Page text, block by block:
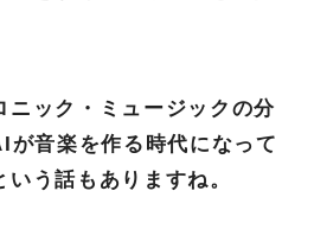
ック・ミュージックの分
が音楽を作る時代になって
う話もありますね。